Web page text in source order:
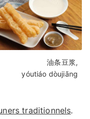
油条豆浆,
yóutiáo dòujiāng
traditionnels.